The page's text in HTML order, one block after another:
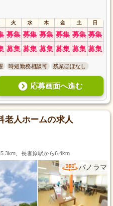
火 水 木 金 土 日
募集 募集 募集 募集 募集 募集
募集 募集 募集 募集 募集 募集
時短勤務相談可 残業ほぼなし
応募画面へ進む
老人ホームの求人
、長者原駅から6.4km
パノラマ